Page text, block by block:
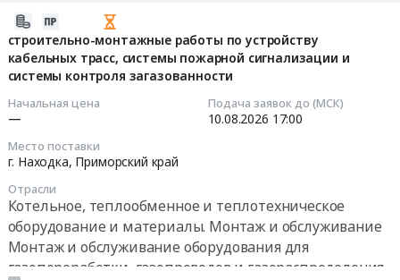
строительно-монтажные работы по устройству
кабельных трасс, системы пожарной сигнализации и
системы контроля загазованности
Начальная цена
—
Подача заявок до (МСК)
10.08.2026 17:00
Место поставки
г. Находка, Приморский край
Отрасли
Котельное, теплообменное и теплотехническое
оборудование и материалы. Монтаж и обслуживание
Монтаж и обслуживание оборудования для
газопереработки, газопроводов и газораспределения